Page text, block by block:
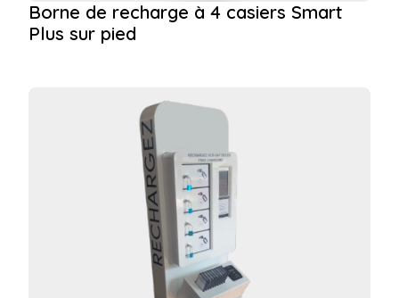
Borne de recharge à 4 casiers Smart
Plus sur pied